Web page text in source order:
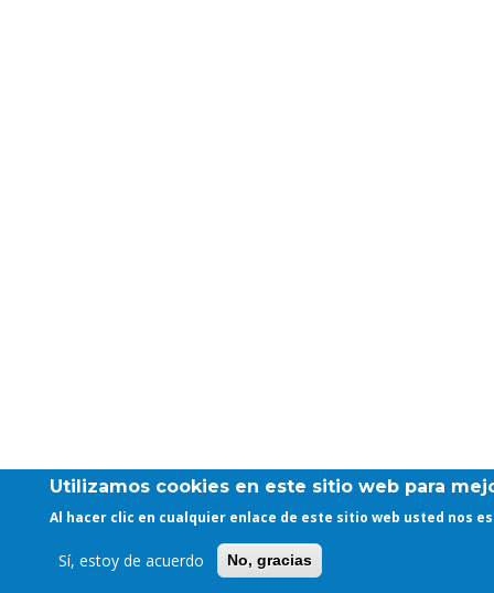
Utilizamos cookies en este sitio web para
Al hacer clic en cualquier enlace de este sitio web usted nos
Sí, estoy de acuerdo No, gracias